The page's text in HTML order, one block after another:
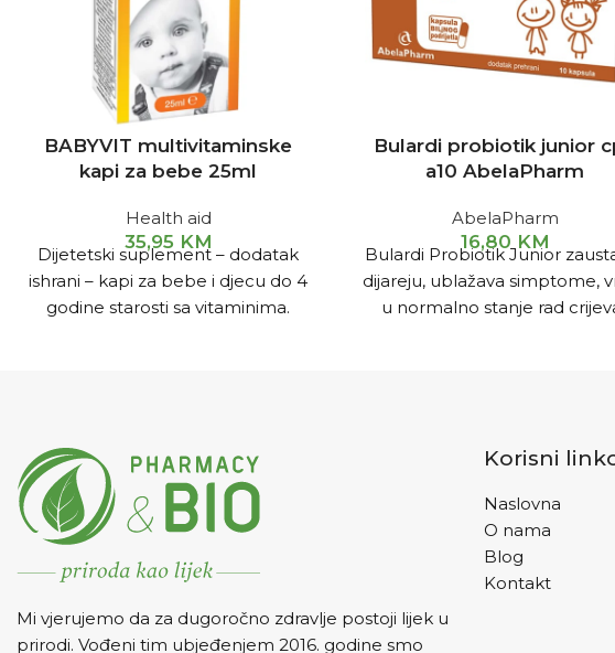
BABYVIT multivitaminske
kapi za bebe 25ml
Health aid
35,95 KM
Dijetetski suplement – dodatak
ishrani – kapi za bebe i djecu do 4
godine starosti sa vitaminima.
mlijeku ili vodi. Dizajniran je imajući
u vidu bebe i malu djecu.
Bulardi probiotik junior
a10 AbelaPharm
AbelaPharm
16,80 KM
Bulardi Probiotik Junior
dijareju, ublažava simptome,
u normalno stanje rad
Mi vjerujemo da za dugoročno zdravlje postoji lijek u
prirodi. Vođeni tim ubjeđenjem 2016. godine smo
Korisni
Naslovna
O nama
Blog
Kontakt